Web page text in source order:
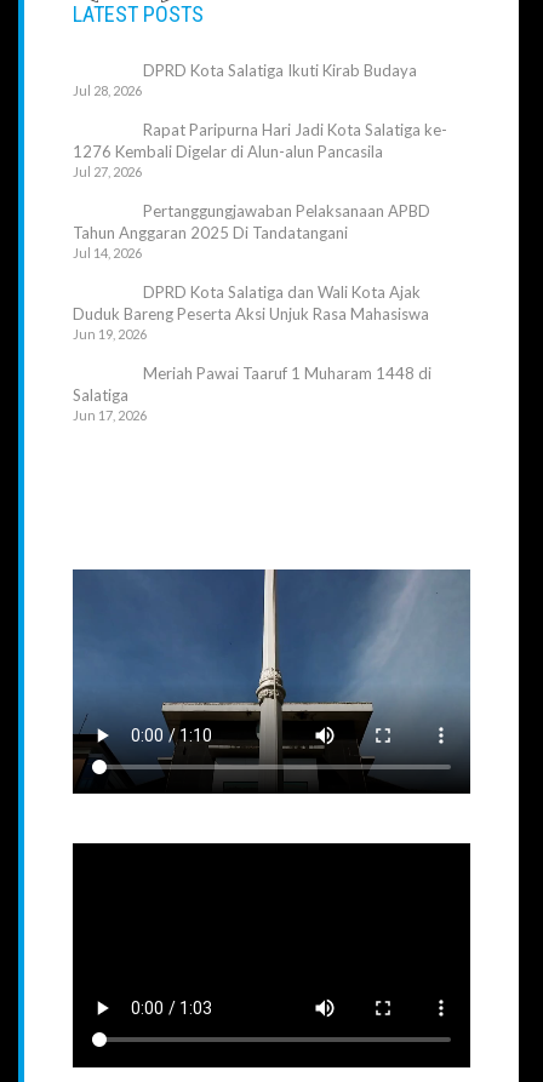
LATEST POSTS
DPRD Kota Salatiga Ikuti Kirab Budaya
Jul 28, 2026
Rapat Paripurna Hari Jadi Kota Salatiga ke-
1276 Kembali Digelar di Alun-alun Pancasila
Jul 27, 2026
Pertanggungjawaban Pelaksanaan APBD
Tahun Anggaran 2025 Di Tandatangani
Jul 14, 2026
DPRD Kota Salatiga dan Wali Kota Ajak
Duduk Bareng Peserta Aksi Unjuk Rasa Mahasiswa
Jun 19, 2026
Meriah Pawai Taaruf 1 Muharam 1448 di
Salatiga
Jun 17, 2026